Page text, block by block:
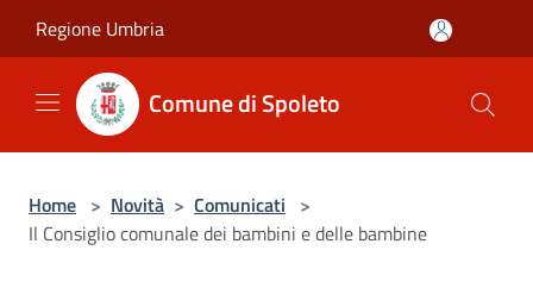
Regione Umbria
Comune di Spoleto
Home > Novità > Comunicati >
Il Consiglio comunale dei bambini e delle bambine